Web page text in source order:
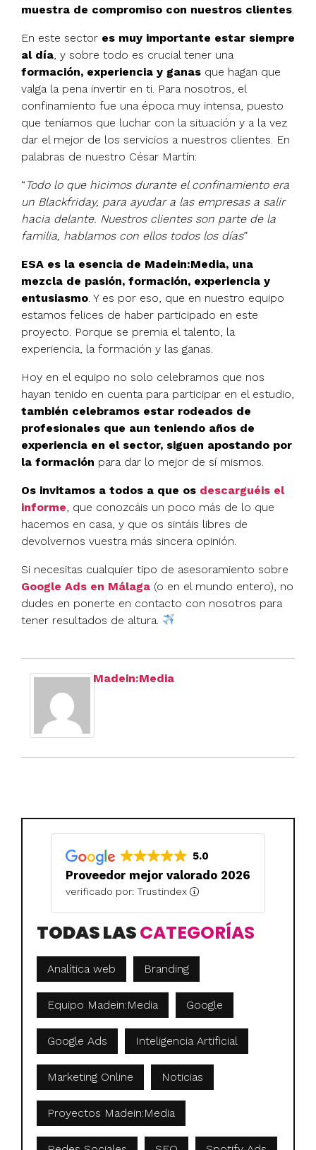
muestra de compromiso con nuestros clientes.
En este sector es muy importante estar siempre
al día, y sobre todo es crucial tener una
formación, experiencia y ganas que hagan que
valga la pena invertir en ti. Para nosotros, el
confinamiento fue una época muy intensa, puesto
que teníamos que luchar con la situación y a la vez
dar el mejor de los servicios a nuestros clientes. En
palabras de nuestro César Martín:
“ Todo lo que hicimos durante el confinamiento era
un Blackfriday, para ayudar a las empresas a salir
hacia delante. Nuestros clientes son parte de la
familia, hablamos con ellos todos los días”
ESA es la esencia de Madein:Media, una
mezcla de pasión, formación, experiencia y
entusiasmo. Y es por eso, que en nuestro equipo
estamos felices de haber participado en este
proyecto. Porque se premia el talento, la
experiencia, la formación y las ganas.
Hoy en el equipo no solo celebramos que nos
hayan tenido en cuenta para participar en el estudio,
también celebramos estar rodeados de
profesionales que aun teniendo años de
experiencia en el sector, siguen apostando por
la formación para dar lo mejor de sí mismos.
Os invitamos a todos a que os descarguéis el
informe, que conozcáis un poco más de lo que
hacemos en casa, y que os sintáis libres de
devolvernos vuestra más sincera opinión.
Si necesitas cualquier tipo de asesoramiento sobre
Google Ads en Málaga (o en el mundo entero), no
dudes en ponerte en contacto con nosotros para
tener resultados de altura.
Madein:Media
5.0
Proveedor mejor valorado 2026
verificado por: Trustindex
TODAS LASCATEGORÍAS
Analítica web Branding
Equipo Madein:Media Google
Google Ads Inteligencia Artificial
Marketing Online Noticias
Proyectos Madein:Media